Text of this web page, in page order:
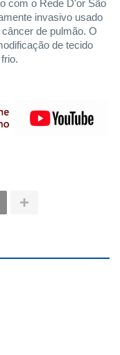
com o Rede D'or São
invasivo usado
de pulmão. O
de tecido